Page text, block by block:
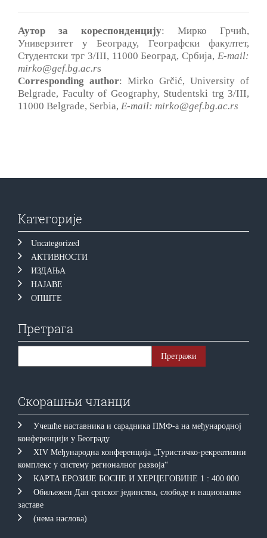
Аутор за кореспонденцију: Мирко Грчић,
Универзитет у Београду, Географски факултет,
Студентски трг 3/III, 11000 Београд, Србија, E-mail:
mirko@gef.bg.ac.rs
Corresponding author: Mirko Grčić, University of
Belgrade, Faculty of Geography, Studentski trg 3/III,
11000 Belgrade, Serbia, E-mail: mirko@gef.bg.ac.rs
Категорије
Uncategorized
АКТИВНОСТИ
ИЗДАЊА
НАЈАВЕ
ОПШТЕ
Претрага
Скорашњи чланци
Учешће наставника и сарадника ПМФ-а на међународној
конференцији у Београду
XIV Међународна конференција „Туристичко-рекреативни
комплекс у систему регионалног развоја“
КAРTA EРOЗИJE БOСНE И ХEРЦEГOВИНE 1 : 400 000
Обиљежен Дан српског јединства, слободе и националне
заставе
(нема наслова)